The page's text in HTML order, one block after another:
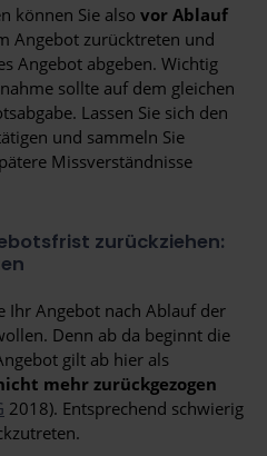
können Sie also vor Ablauf
Angebot zurücktreten und
Angebot abgeben. Wichtig
sollte auf dem gleichen
Lassen Sie sich den
und sammeln Sie
Missverständnisse
zurückziehen:
Ihr Angebot nach Ablauf der
Denn ab da beginnt die
gilt ab hier als
mehr zurückgezogen
2018). Entsprechend schwierig